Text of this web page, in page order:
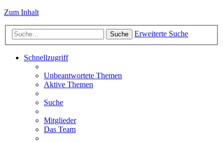
Zum Inhalt
Suche Erweiterte Suche
Schnellzugriff
Unbeantwortete Themen
Aktive Themen
Suche
Mitglieder
Das Team